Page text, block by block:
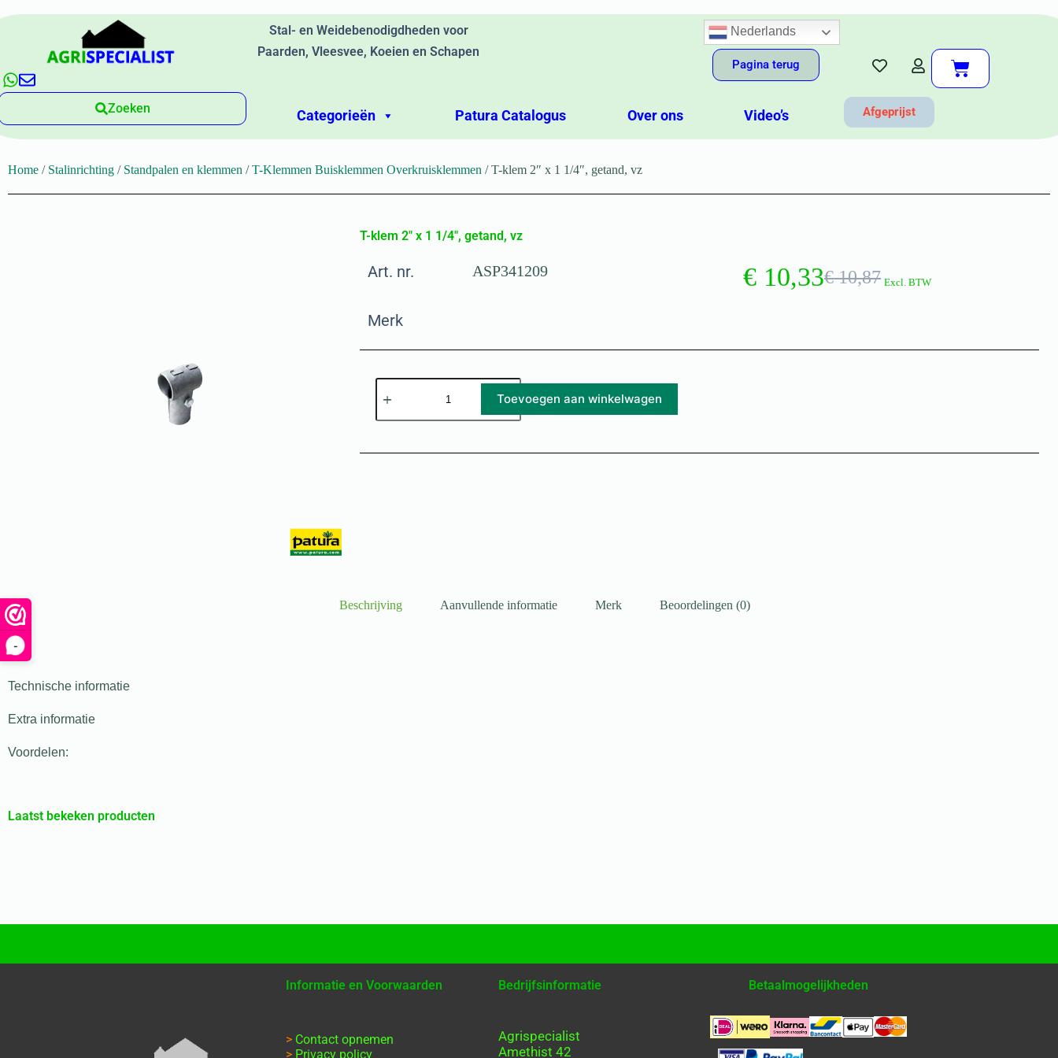
-
Stal- en Weidebenodigdheden voor
Paarden, Vleesvee, Koeien en Schapen
Nederlands
Pagina terug
Zoeken Categorieën Patura Catalogus Over ons Video’s Afgeprijst
Home / Stalinrichting / Standpalen en klemmen /T-Klemmen Buisklemmen Overkruisklemmen / T-klem 2″ x 1 1/4″, getand, vz
T-klem 2″ x 1 1/4″, getand, vz
Art. nr. ASP341209 €10,87
€ 10,33 Excl. BTW
Merk
Toevoegen aan winkelwagen
Beschrijving Aanvullende informatie Merk Beoordelingen (0)
Technische informatie
Extra informatie
Voordelen:
Laatst bekeken producten
Informatie en Voorwaarden
> Contact opnemen
> Privacy policy
Bedrijfsinformatie
Agrispecialist
Amethist 42
Betaalmogelijkheden